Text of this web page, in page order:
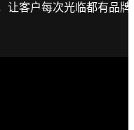
让客户每次光临都有品牌